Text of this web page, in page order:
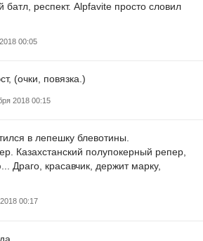
батл, респект. Alpfavite просто словил
00:05
(очки, повязка.)
2018 00:15
в лепешку блевотины.
Казахстанский полупокерный репер,
Драго, красавчик, держит марку,
00:17